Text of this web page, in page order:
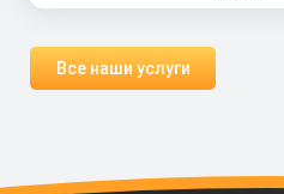
Все наши услуги